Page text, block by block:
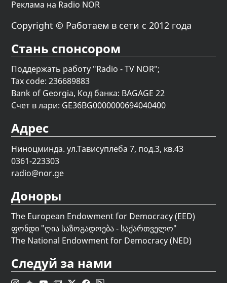
Реклама на Radio NOR
Copyright © Работаем в сети с 2012 года
Стань спонсором
Поддержать работу "Radio - TV NOR";
Tax code: 236689883
Bank of Georgia, Код банка: BAGAGE 22
Счет в лари: GE36BG0000000694040400
Адрес
Ниноцминда. ул.Тависуплеба 7, под.3, кв.43
0361-223303
radio@nor.ge
Доноры
The European Endowment for Democracy (EED)
ფონდი "ღია საზოგადოება - საქართველო"
The National Endowment for Democracy (NED)
Следуй за нами